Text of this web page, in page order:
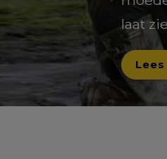
laat